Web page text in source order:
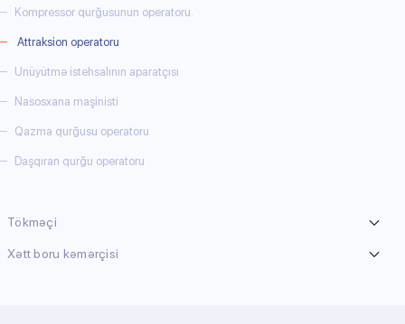
Kompressor qurğusunun operatoru.
Attraksion operatoru
Unüyütmə istehsalının aparatçısı
Nasosxana maşinisti
Qazma qurğusu operatoru
Daşqıran qurğu operatoru
Tökməçi
Xətt boru kəmərçisi